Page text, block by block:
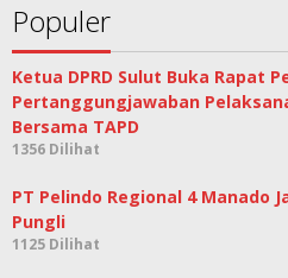
Populer
Ketua DPRD Sulut Buka Rapat
Pertanggungjawaban
Bersama TAPD
1356 Dilihat
PT Pelindo Regional 4 Manado
Pungli
1125 Dilihat